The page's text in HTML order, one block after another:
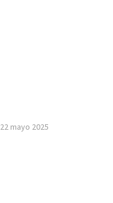
22 mayo 2025